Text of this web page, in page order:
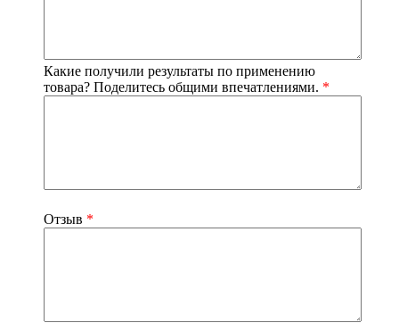
Какие получили результаты по применению
товара? Поделитесь общими впечатлениями. *
Отзыв *